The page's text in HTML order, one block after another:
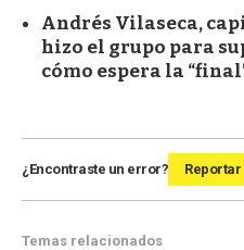
Andrés Vilaseca,
hizo el grupo para
cómo espera la
¿Encontraste un error? Reportar
Temas relacionados